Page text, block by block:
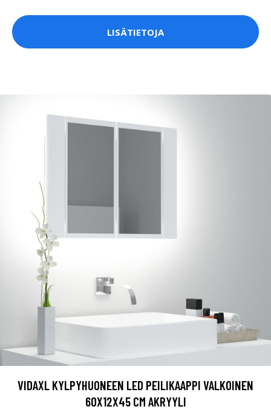
LISÄTIETOJA
VIDAXL KYLPYHUONEEN LED PEILIKAAPPI VALKOINEN
60X12X45 CM AKRYYLI